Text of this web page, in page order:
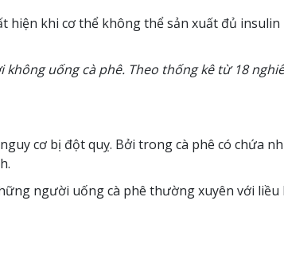
khi cơ thể không thể sản xuất đủ
uống cà phê. Theo thống kê từ 18
cơ bị đột quỵ. Bởi trong cà phê có chứa
người uống cà phê thường xuyên với